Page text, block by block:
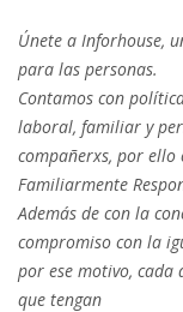
Únete a Inforhouse,
para las personas.
Contamos con
laboral, familiar y
compañerxs, por ello
Familiarmente
Además de con la
compromiso con la
por ese motivo,
que tengan